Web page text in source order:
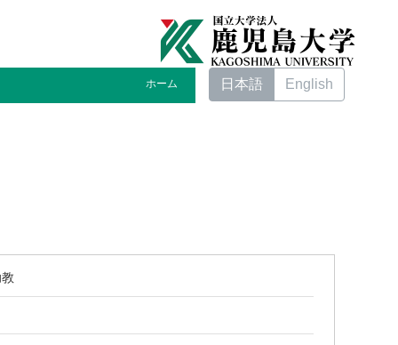
ホーム 日本語 English